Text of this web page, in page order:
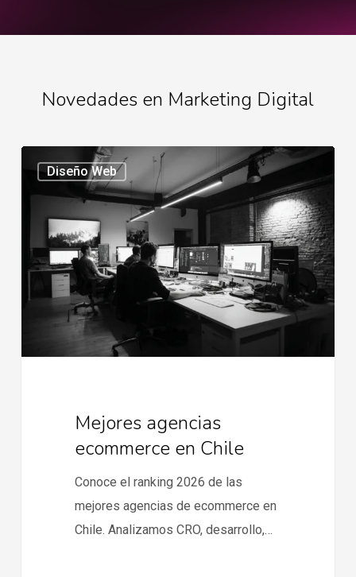
Novedades en Marketing Digital
Diseño Web
agencias
ecommerce
Chile
Mejores agencias
ecommerce en Chile
Conoce el ranking 2026 de las
mejores agencias de ecommerce en
Chile. Analizamos CRO, desarrollo,…